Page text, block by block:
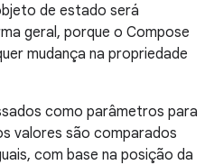
de estado será
geral, porque o Compose
mudança na propriedade
como parâmetros para
valores são comparados
com base na posição da